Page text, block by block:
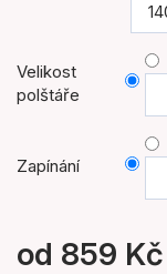
Velikost
polštáře
Zapínání
od 859 Kč